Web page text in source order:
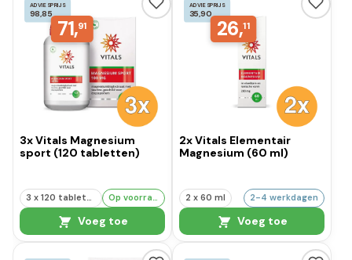
ADVIESPRIJS
98,85
71,91
3x Vitals Magnesium
sport (120 tabletten)
3 x 120 tabletten Op voorraad
Voeg toe
ADVIESPRIJS
35,90
26,11
2x Vitals Elementair
Magnesium (60 ml)
2 x 60 ml 2-4 werkdagen
Voeg toe